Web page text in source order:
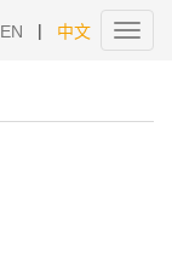
EN | 中文